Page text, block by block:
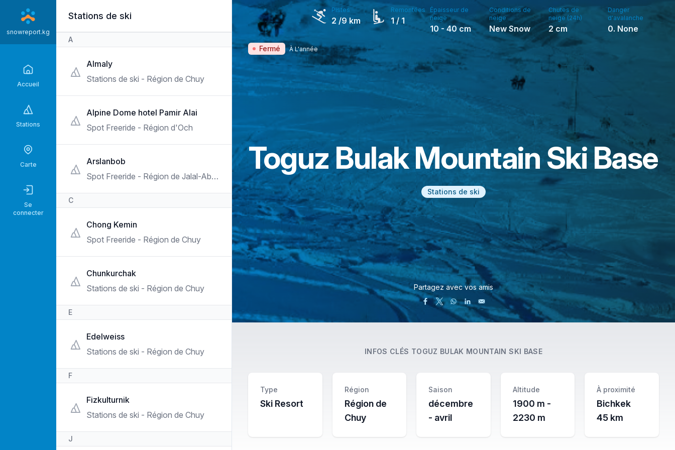
contenu
principal
snowreport.kg
Accueil
Stations
Carte
Se
connecter
Stations de ski
A
Almaly
Stations de ski - Région de Chuy
Alpine Dome hotel Pamir Alai
Spot Freeride - Région d'Och
Arslanbob
Spot Freeride - Région de Jalal-Abad
C
Chong Kemin
Spot Freeride - Région de Chuy
Chunkurchak
Stations de ski - Région de Chuy
E
Edelweiss
Stations de ski - Région de Chuy
F
Fizkulturnik
Stations de ski - Région de Chuy
J
Pistes
2 /9 km
Remontées
1/ 1
Épaisseur de
neige
10 - 40cm
Conditions de
neige
New Snow
Chutes de
neige (24h)
2cm
Danger
d'avalanche
0. None
Fermé À L'année
Toguz Bulak Mountain Ski Base
Stations de ski
Partagez avec vos amis
INFOS CLÉS TOGUZ BULAK MOUNTAIN SKI BASE
Type
Ski Resort
Région
Région de
Chuy
Saison
décembre
- avril
Altitude
1900 m -
2230 m
À proximité
Bichkek
45 km